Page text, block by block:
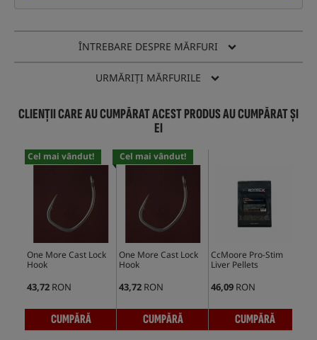
ÎNTREBARE DESPRE MĂRFURI
URMĂRIȚI MĂRFURILE
CLIENȚII CARE AU CUMPĂRAT ACEST PRODUS AU CUMPĂRAT ȘI
EI
Cel mai vândut!
One More Cast Lock
Hook
43,72 RON
CUMPĂRĂ
Cel mai vândut!
One More Cast Lock
Hook
43,72 RON
CUMPĂRĂ
CcMoore Pro-Stim
Liver Pellets
46,09 RON
CUMPĂRĂ